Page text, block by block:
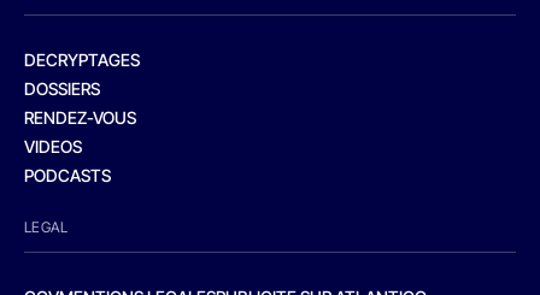
DECRYPTAGES
DOSSIERS
RENDEZ-VOUS
VIDEOS
PODCASTS
LEGAL